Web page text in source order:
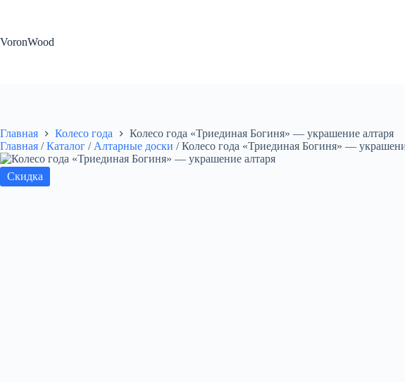
VoronWood
Главная Колесо года
Колесо года «Триединая Богиня» — украшение алтаря
Главная / Каталог / Алтарные доски / Колесо года «Триединая Богиня» —
Скидка